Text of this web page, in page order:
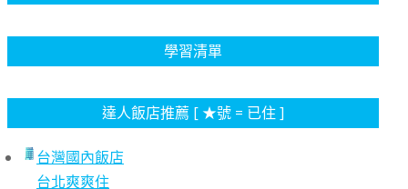
學習清單
達人飯店推薦 [ ★號 = 已住 ]
台灣國內飯店
台北爽爽住